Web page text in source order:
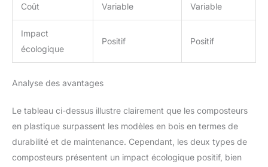
Coût Variable Variable
Impact
écologique
Positif Positif
Analyse des avantages
Le tableau ci-dessus illustre clairement que les composteurs
en plastique surpassent les modèles en bois en termes de
durabilité et de maintenance. Cependant, les deux types de
composteurs présentent un impact écologique positif, bien